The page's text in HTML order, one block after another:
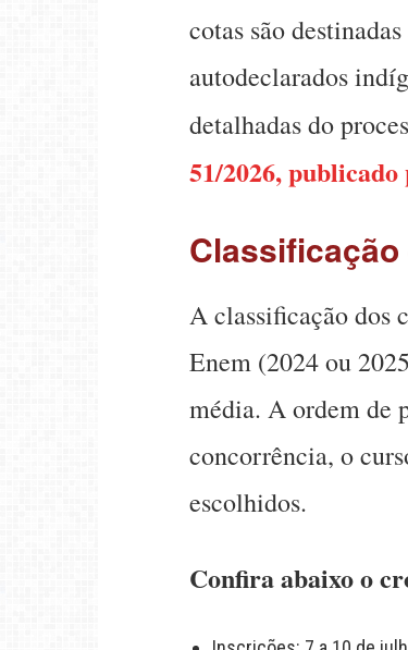
cotas são
autodeclarados
detalhadas do
51/2026,
A classificação dos
Enem (2024 ou
média. A ordem de
concorrência, o
escolhidos.
Confira abaixo o